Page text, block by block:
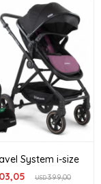
System i-size
USD399,00